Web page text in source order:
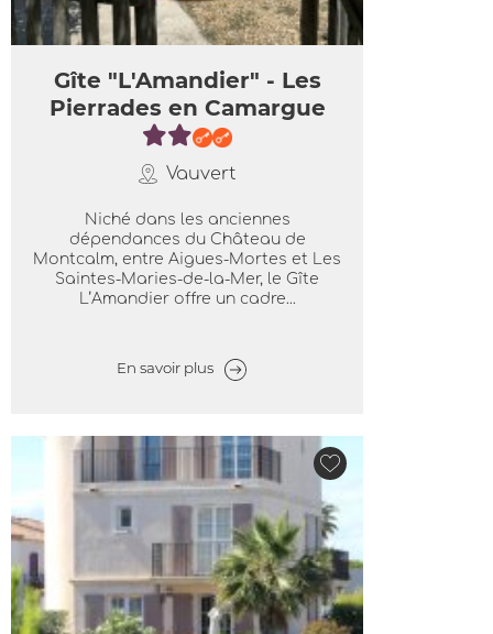
Gîte "L'Amandier" - Les
Pierrades en Camargue
Vauvert
Niché dans les anciennes
dépendances du Château de
Montcalm, entre Aigues-Mortes et Les
Saintes-Maries-de-la-Mer, le Gîte
L’Amandier offre un cadre...
En savoir plus